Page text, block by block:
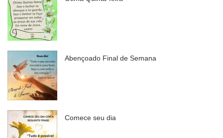
Abençoado Final de Semana
Comece seu dia